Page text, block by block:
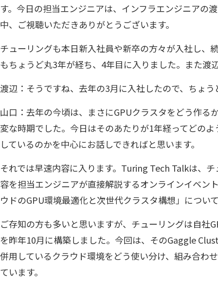
す。今日の担当エンジニアは、インフラエンジニアの
中、ご視聴いただきありがとうございます。
チューリングも本日新入社員や新卒の方々が入社し、
もちょうど丸3年が経ち、4年目に入りました。また渡
渡辺：そうですね、去年の3月に入社したので、ちょ
山口：去年の今頃は、まさにGPUクラスタをどう作る
変な時期でした。今日はそのあたりが1年経ってどの
しているのかを中心にお話しできればと思います。
それでは早速内容に入ります。Turing Tech Talkは、
容を担当エンジニアが直接解説するオンラインイベン
ウドのGPU環境最適化と次世代クラスタ構想」につい
ご存知の方も多いと思いますが、チューリングは自社
を昨年10月に構築しました。今回は、そのGaggle
併用しているクラウド環境をどう使い分け、組み合わ
ています。